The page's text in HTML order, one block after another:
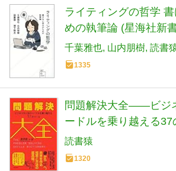
ライティングの哲学
めの執筆論 (星海社新
千葉雅也 山内朋樹 読書
1335
問題解決大全――ビジ
ードルを乗り越える37
読書猿
1320